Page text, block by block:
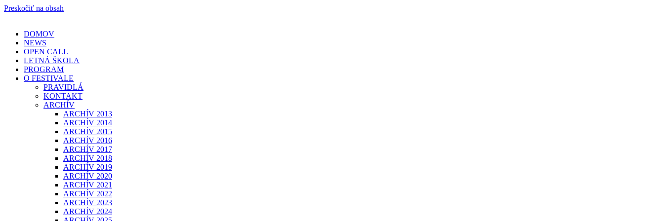
Preskočiť na obsah
DOMOV
NEWS
OPEN CALL
LETNÁ ŠKOLA
PROGRAM
O FESTIVALE
PRAVIDLÁ
KONTAKT
ARCHÍV
ARCHÍV 2013
ARCHÍV 2014
ARCHÍV 2015
ARCHÍV 2016
ARCHÍV 2017
ARCHÍV 2018
ARCHÍV 2019
ARCHÍV 2020
ARCHÍV 2021
ARCHÍV 2022
ARCHÍV 2023
ARCHÍV 2024